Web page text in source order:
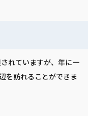
れていますが、年に一
を訪れることができま